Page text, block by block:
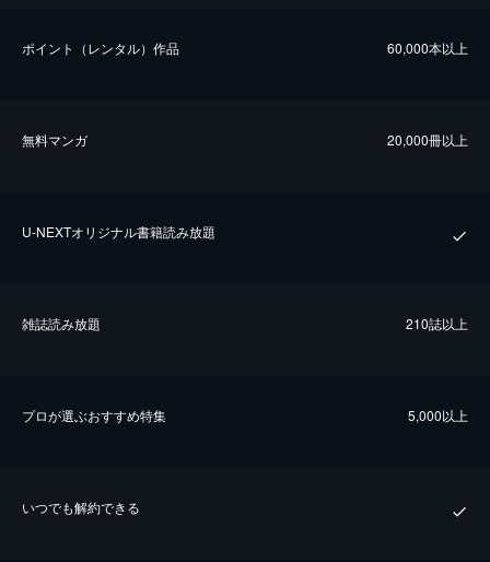
ポイント（レンタル）作品 60,000本以上
無料マンガ 20,000冊以上
U-NEXTオリジナル書籍読み放題
雑誌読み放題 210誌以上
プロが選ぶおすすめ特集 5,000以上
いつでも解約できる